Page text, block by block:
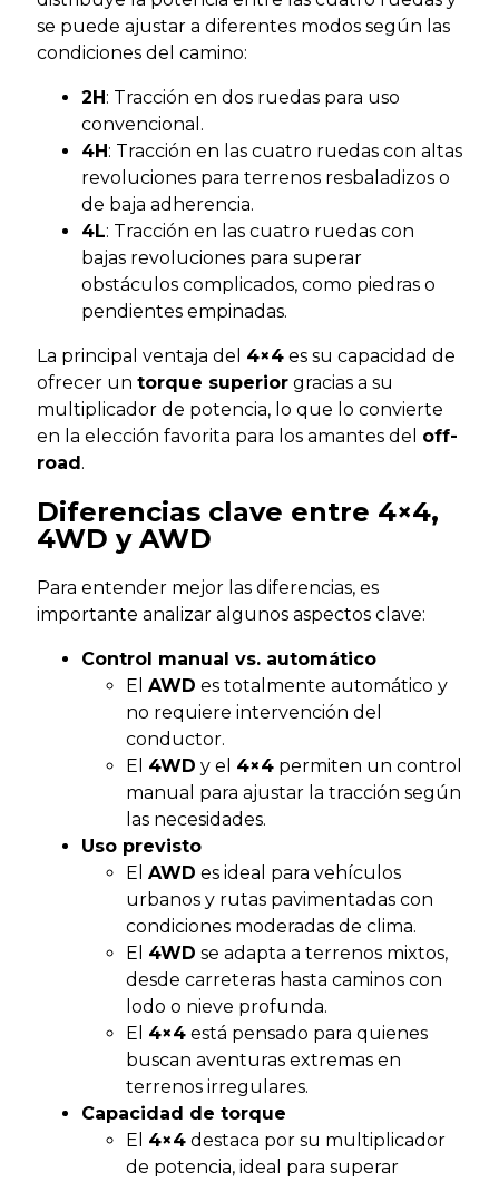
se puede ajustar a diferentes modos según las
condiciones del camino:
2H : Tracción en dos ruedas para uso
convencional.
4H : Tracción en las cuatro ruedas con altas
revoluciones para terrenos resbaladizos o
de baja adherencia.
4L: Tracción en las cuatro ruedas con
bajas revoluciones para superar
obstáculos complicados, como piedras o
pendientes empinadas.
La principal ventaja del 4×4 es su capacidad de
ofrecer un torque superior gracias a su
multiplicador de potencia, lo que lo convierte
en la elección favorita para los amantes del off-
road .
Diferencias clave entre 4×4,
4WD y AWD
Para entender mejor las diferencias, es
importante analizar algunos aspectos clave:
Control manual vs. automático
El AWD es totalmente automático y
no requiere intervención del
conductor.
El 4WD y el 4×4 permiten un control
manual para ajustar la tracción según
las necesidades.
Uso previsto
El AWD es ideal para vehículos
urbanos y rutas pavimentadas con
condiciones moderadas de clima.
El 4WD se adapta a terrenos mixtos,
desde carreteras hasta caminos con
lodo o nieve profunda.
El 4×4 está pensado para quienes
buscan aventuras extremas en
terrenos irregulares.
Capacidad de torque
El 4×4 destaca por su multiplicador
de potencia, ideal para superar